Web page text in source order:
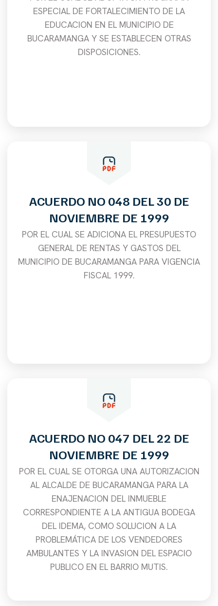
ESPECIAL DE FORTALECIMIENTO DE LA
EDUCACION EN EL MUNICIPIO DE
BUCARAMANGA Y SE ESTABLECEN OTRAS
DISPOSICIONES.
ACUERDO NO 048 DEL 30 DE
NOVIEMBRE DE 1999
POR EL CUAL SE ADICIONA EL PRESUPUESTO
GENERAL DE RENTAS Y GASTOS DEL
MUNICIPIO DE BUCARAMANGA PARA VIGENCIA
FISCAL 1999.
ACUERDO NO 047 DEL 22 DE
NOVIEMBRE DE 1999
POR EL CUAL SE OTORGA UNA AUTORIZACION
AL ALCALDE DE BUCARAMANGA PARA LA
ENAJENACION DEL INMUEBLE
CORRESPONDIENTE A LA ANTIGUA BODEGA
DEL IDEMA, COMO SOLUCION A LA
PROBLEMÁTICA DE LOS VENDEDORES
AMBULANTES Y LA INVASION DEL ESPACIO
PUBLICO EN EL BARRIO MUTIS.